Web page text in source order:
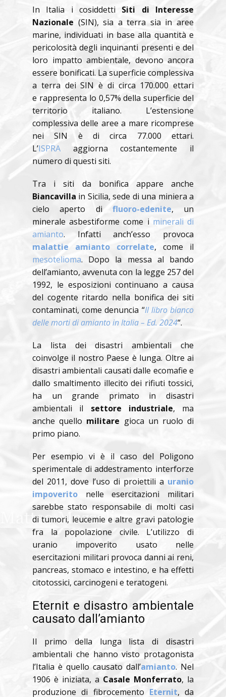
In Italia i cosiddetti Siti di Interesse
Nazionale (SIN), sia a terra sia in aree
marine, individuati in base alla quantità e
pericolosità degli inquinanti presenti e del
loro impatto ambientale, devono ancora
essere bonificati. La superficie complessiva
a terra dei SIN è di circa 170.000 ettari
e rappresenta lo 0,57% della superficie del
territorio italiano. L’estensione
complessiva delle aree a mare ricomprese
nei SIN è di circa 77.000 ettari.
L’ISPRA aggiorna costantemente il
numero di questi siti.
Tra i siti da bonifica appare anche
Biancavilla in Sicilia, sede di una miniera a
cielo aperto di fluoro-edenite, un
minerale asbestiforme come i minerali di
amianto. Infatti anch’esso provoca
malattie amianto correlate, come il
mesotelioma. Dopo la messa al bando
dell’amianto, avvenuta con la legge 257 del
1992, le esposizioni continuano a causa
del cogente ritardo nella bonifica dei siti
contaminati, come denuncia “Il libro bianco
delle morti di amianto in Italia – Ed. 2024“.
La lista dei disastri ambientali che
coinvolge il nostro Paese è lunga. Oltre ai
disastri ambientali causati dalle ecomafie e
dallo smaltimento illecito dei rifiuti tossici,
ha un grande primato in disastri
ambientali il settore industriale, ma
anche quello militare gioca un ruolo di
primo piano.
Per esempio vi è il caso del Poligono
sperimentale di addestramento interforze
del 2011, dove l’uso di proiettili a uranio
impoverito nelle esercitazioni militari
sarebbe stato responsabile di molti casi
di tumori, leucemie e altre gravi patologie
fra la popolazione civile. L’utilizzo di
uranio impoverito usato nelle
esercitazioni militari provoca danni ai reni,
pancreas, stomaco e intestino, e ha effetti
citotossici, carcinogeni e teratogeni.
Eternit e disastro ambientale
causato dall’amianto
Il primo della lunga lista di disastri
ambientali che hanno visto protagonista
l’Italia è quello causato dall’amianto. Nel
1906 è iniziata, a Casale Monferrato, la
produzione di fibrocemento Eternit, da